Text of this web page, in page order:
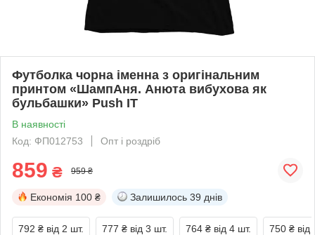
Футболка чорна іменна з оригінальним
принтом «ШампАня. Анюта вибухова як
бульбашки» Push IT
В наявності
Код: ФП012753
Опт і роздріб
859 ₴ 959 ₴
Економія 100 ₴ Залишилось 39 днів
792 ₴ від 2 шт. 777 ₴ від 3 шт. 764 ₴ від 4 шт. 750 ₴ від